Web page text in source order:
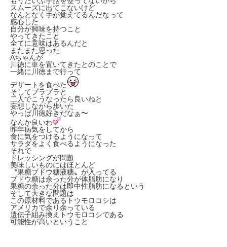
スムーズに出てこないけど
なんとなく手が覚えてるんだなって
感心した
自分が興味を持つこと
やってきたこと
全てに意味はあるんだと
またまた思った
Aちゃんが
川徳に車を置いてきたとのことで
一緒に川徳まで行って
デザートを食べた
そしてプラプラと
二人でこうなったら良いねと
妄想しながら歩いた
やっぱ川徳好きだなぁ〜
なんか良いわ
昨年病気をしてから
食に気をつけるようになって
サラダをよく食べるようになった
それで
ドレッシングが問題
美味しいものにはほとんど
〝果糖ブドウ糖液糖〟が入ってる
ブドウ糖は余った分が体脂肪になり
果糖の余った分は即中性脂肪になるという
そして大きな問題は
この原材料であるトウモロコシは
アメリカで余り余っている
遺伝子組み換えトウモロコシである
可能性が高いということ